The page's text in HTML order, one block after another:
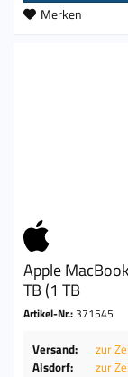
Merken
Apple
TB (1 TB
Artikel-Nr.:371545
Versand:
zur
Alsdorf:
zur